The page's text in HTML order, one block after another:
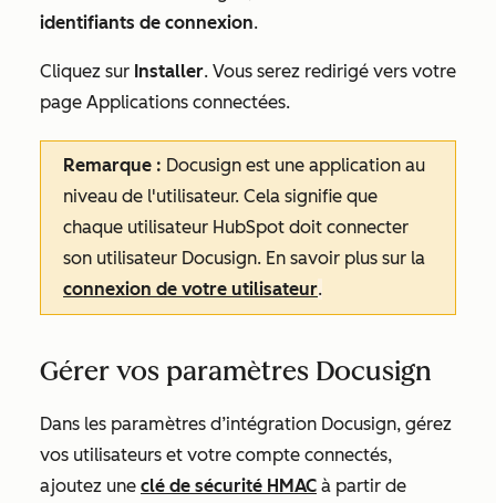
identifiants de connexion.
Cliquez sur Installer. Vous serez redirigé vers votre
page Applications connectées.
Remarque : Docusign est une application au
niveau de l'utilisateur. Cela signifie que
chaque utilisateur HubSpot doit connecter
son utilisateur Docusign. En savoir plus sur la
connexion de votre utilisateur.
Gérer vos paramètres Docusign
Dans les paramètres d’intégration Docusign, gérez
vos utilisateurs et votre compte connectés,
ajoutez une clé de sécurité HMAC à partir de